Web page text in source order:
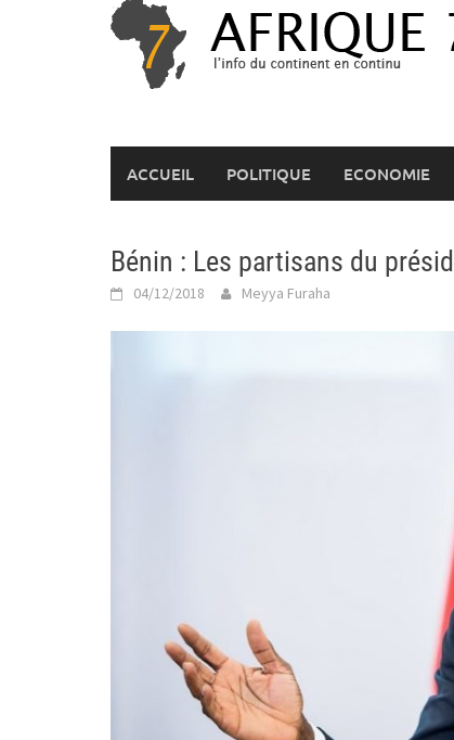
ACCUEIL POLITIQUE ECONOMIE
Bénin : Les partisans du
04/12/2018 Meyya Furaha